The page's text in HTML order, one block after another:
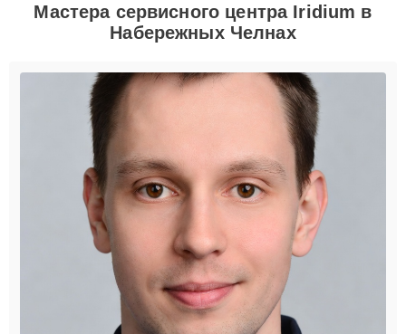
Мастера сервисного центра Iridium в
Набережных Челнах